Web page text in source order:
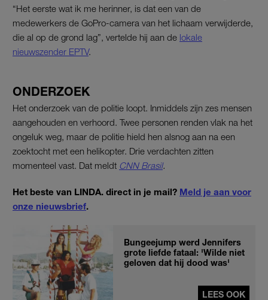
“Het eerste wat ik me herinner, is dat een van de
medewerkers de GoPro-camera van het lichaam verwijderde,
die al op de grond lag”, vertelde hij aan de lokale
nieuwszender EPTV.
ONDERZOEK
Het onderzoek van de politie loopt. Inmiddels zijn zes mensen
aangehouden en verhoord. Twee personen renden vlak na het
ongeluk weg, maar de politie hield hen alsnog aan na een
zoektocht met een helikopter. Drie verdachten zitten
momenteel vast. Dat meldt CNN Brasil.
Het beste van LINDA. direct in je mail? Meld je aan voor
onze nieuwsbrief.
Bungeejump werd Jennifers
grote liefde fataal: 'Wilde niet
geloven dat hij dood was'
LEES OOK